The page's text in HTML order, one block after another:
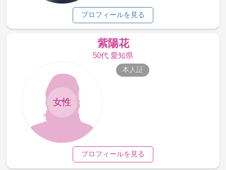
プロフィールを見る
紫陽花
50代 愛知県
女性
本人証
プロフィールを見る